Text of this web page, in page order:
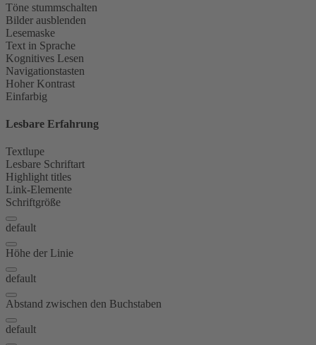
Töne stummschalten
Bilder ausblenden
Lesemaske
Text in Sprache
Kognitives Lesen
Navigationstasten
Hoher Kontrast
Einfarbig
Lesbare Erfahrung
Textlupe
Lesbare Schriftart
Highlight titles
Link-Elemente
Schriftgröße
default
Höhe der Linie
default
Abstand zwischen den Buchstaben
default